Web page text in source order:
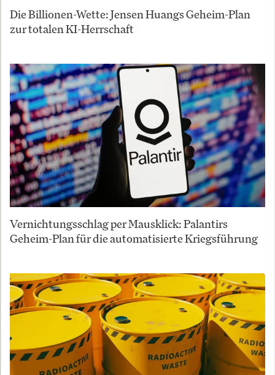
Die Billionen-Wette: Jensen Huangs Geheim-Plan
zur totalen KI-Herrschaft
Vernichtungsschlag per Mausklick: Palantirs
Geheim-Plan für die automatisierte Kriegsführung